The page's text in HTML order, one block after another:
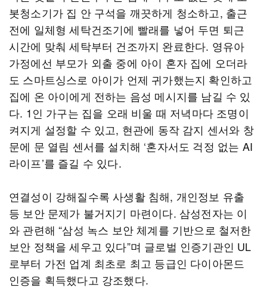
봇청소기가 집 안 구석을 깨끗하게 청소하고, 출근
전에 일체형 세탁건조기에 빨래를 넣어 두면 퇴근
시간에 맞춰 세탁부터 건조까지 완료한다. 영유아
가정에선 부모가 외출 중에 아이 혼자 집에 오더라
도 스마트싱스로 아이가 언제 귀가했는지 확인하고
집에 온 아이에게 전하는 음성 메시지를 남길 수 있
다. 1인 가구는 집을 오래 비울 때 저녁마다 조명이
켜지게 설정할 수 있고, 현관에 동작 감지 센서와 창
문에 문 열림 센서를 설치해 ‘혼자서도 걱정 없는 AI
라이프’를 즐길 수 있다.
연결성이 강해질수록 사생활 침해, 개인정보 유출
등 보안 문제가 불거지기 마련이다. 삼성전자는 이
와 관련해 “삼성 녹스 보안 체계를 기반으로 철저한
보안 정책을 세우고 있다”며 글로벌 인증기관인 UL
로부터 가전 업계 최초로 최고 등급인 다이아몬드
인증을 획득했다고 강조했다.